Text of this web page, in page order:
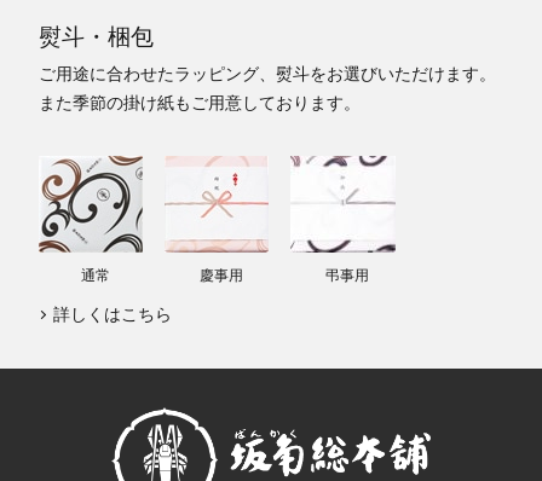
熨斗・梱包
ご用途に合わせたラッピング、熨斗をお選びいただけます。
また季節の掛け紙もご用意しております。
通常 慶事用 弔事用
詳しくはこちら